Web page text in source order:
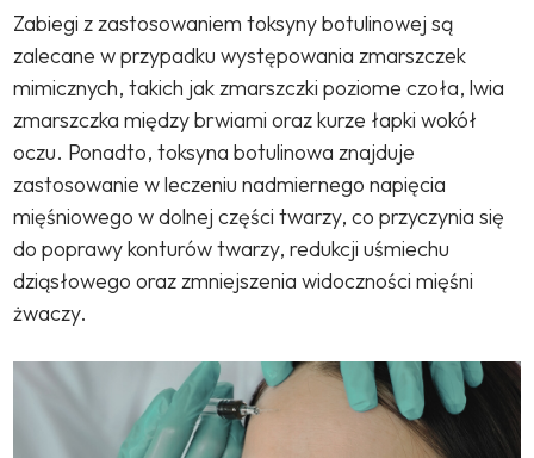
Zabiegi z zastosowaniem toksyny botulinowej są
zalecane w przypadku występowania zmarszczek
mimicznych, takich jak zmarszczki poziome czoła, lwia
zmarszczka między brwiami oraz kurze łapki wokół
oczu. Ponadto, toksyna botulinowa znajduje
zastosowanie w leczeniu nadmiernego napięcia
mięśniowego w dolnej części twarzy, co przyczynia się
do poprawy konturów twarzy, redukcji uśmiechu
dziąsłowego oraz zmniejszenia widoczności mięśni
żwaczy.